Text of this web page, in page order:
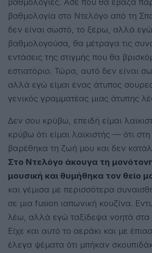
βαθμολογίες. Άσε που θα έβαζα
βαθμολογία στο Ντελόγο από τη
δεν είναι σωστό, το ξέρω, αλλά
βαθμολογούσα, θα μέτραγα τις
εντάσεις της στιγμής που θα
εστιατόριο. Τώρα, αυτό δεν είναι
αλλά εγώ είμαι ένας άτυπος
γενικός γραμματέας μιας άτυπης
Δεν σου κρύβω, επειδή είμαι
κρύβω ότι είμαι λαϊκιστής — ότι
βαρέθηκα τη ζωή μου και δεν
Στο Ντελόγο άκουγα τη
μουσική και θυμήθηκα τον θείο
και γέμισα με περισσότερα
σε μια fusion ιαπωνική κουζίνα.
λέω, αλλά εγώ ταξίδεψα νοητά
Είχε και αυτό το αεράκι και με
έλεγα ψέματα ότι μπήκαν